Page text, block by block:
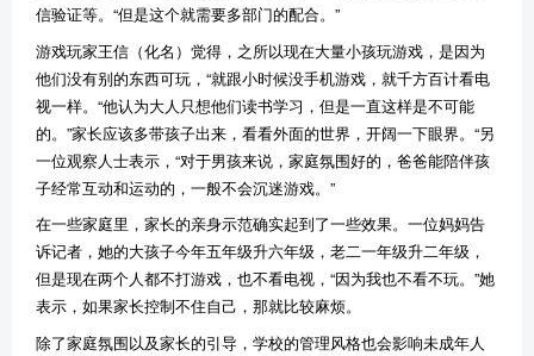
信验证等。“但是这个就需要多部门的配合。”
游戏玩家王信（化名）觉得，之所以现在大量小孩玩游戏，是因为
他们没有别的东西可玩，“就跟小时候没手机游戏，就千方百计看电
视一样。“他认为大人只想他们读书学习，但是一直这样是不可能
的。”家长应该多带孩子出来，看看外面的世界，开阔一下眼界。“另
一位观察人士表示，“对于男孩来说，家庭氛围好的，爸爸能陪伴孩
子经常互动和运动的，一般不会沉迷游戏。”
在一些家庭里，家长的亲身示范确实起到了一些效果。一位妈妈告
诉记者，她的大孩子今年五年级升六年级，老二一年级升二年级，
但是现在两个人都不打游戏，也不看电视，“因为我也不看不玩。”她
表示，如果家长控制不住自己，那就比较麻烦。
除了家庭氛围以及家长的引导，学校的管理风格也会影响未成年人